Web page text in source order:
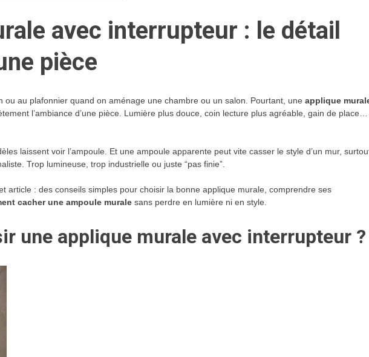
avec interrupteur : le détail
pièce
ou au plafonnier quand on aménage une chambre ou un salon. Pourtant, une applique
l’ambiance d’une pièce. Lumière plus douce, coin lecture plus agréable, gain de place…
laissent voir l’ampoule. Et une ampoule apparente peut vite casser le style d’un mur,
Trop lumineuse, trop industrielle ou juste “pas finie”.
article : des conseils simples pour choisir la bonne applique murale, comprendre ses
cacher une ampoule murale sans perdre en lumière ni en style.
une applique murale avec interrupteur ?